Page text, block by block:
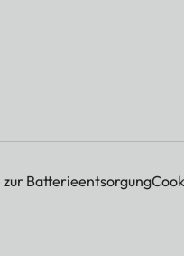
zur Batterieentsorgung